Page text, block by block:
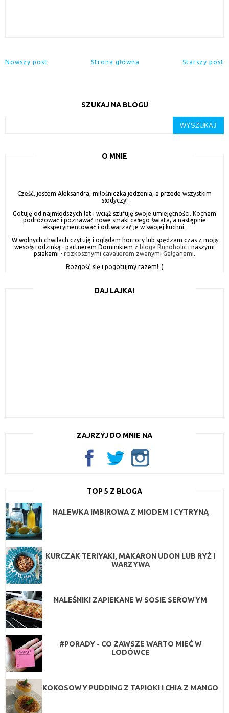
Nowszy post Starszy post
Strona główna
SZUKAJ NA BLOGU
O MNIE
Cześć, jestem Aleksandra, miłośniczka jedzenia, a przede wszystkim
słodyczy!
Gotuję od najmłodszych lat i wciąż szlifuję swoje umiejętności. Kocham
podróżować i poznawać nowe smaki całego świata, a następnie
eksperymentować i odtwarzać je w swojej kuchni.
W wolnych chwilach czytuję i oglądam horrory lub spędzam czas z moją
wesołą rodzinką - partnerem Dominikiem z bloga Runoholic i naszymi
psiakami - rozkosznymi cavalierem zwanymi Gałganami.
Rozgość się i pogotujmy razem! :)
DAJ LAJKA!
ZAJRZYJ DO MNIE NA
TOP 5 Z BLOGA
NALEWKA IMBIROWA Z MIODEM I CYTRYNĄ
KURCZAK TERIYAKI, MAKARON UDON LUB RYŻ I
WARZYWA
NALEŚNIKI ZAPIEKANE W SOSIE SEROWYM
#PORADY - CO ZAWSZE WARTO MIEĆ W
LODÓWCE
KOKOSOWY PUDDING Z TAPIOKI I CHIA Z MANGO